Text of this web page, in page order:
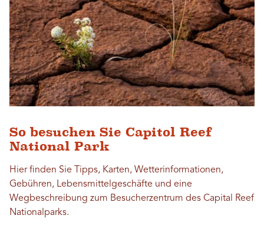
So besuchen Sie Capitol Reef
National Park
Hier finden Sie Tipps, Karten, Wetterinformationen,
Gebühren, Lebensmittelgeschäfte und eine
Wegbeschreibung zum Besucherzentrum des Capital Reef
Nationalparks.